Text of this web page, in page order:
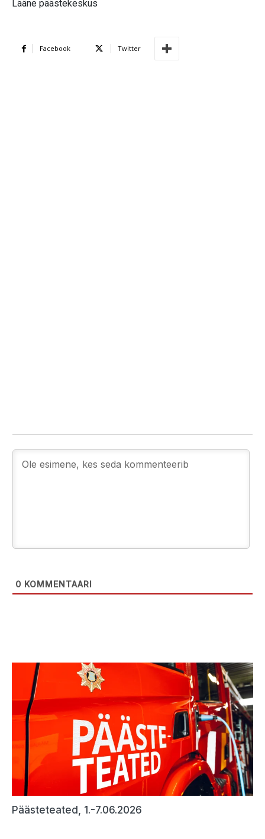
Lääne päästekeskus
Facebook Twitter
0 KOMMENTAARI
Päästeteated, 1.-7.06.2026